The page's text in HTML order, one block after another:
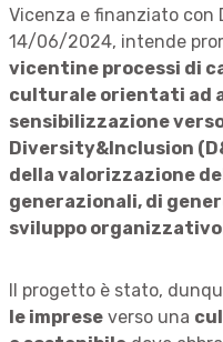
Vicenza e finanziato con
14/06/2024, intende
vicentine processi di
culturale orientati ad
sensibilizzazione
Diversity&Inclusion
della valorizzazione
generazionali, di
sviluppo
Il progetto è stato,
le imprese verso una